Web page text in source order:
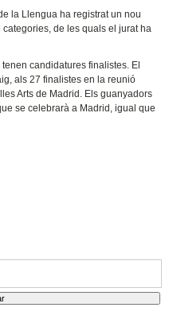
la Llengua ha registrat un nou
de les quals el jurat ha
candidatures finalistes. El
als 27 finalistes en la reunió
Arts de Madrid. Els guanyadors
se celebrarà a Madrid, igual que